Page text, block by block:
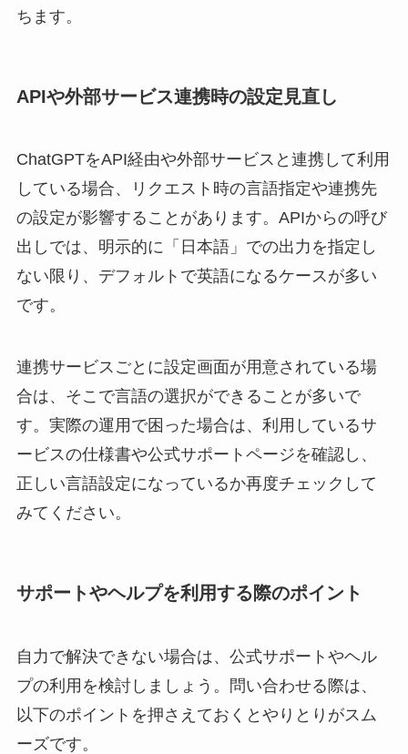
ちます。
APIや外部サービス連携時の設定見直し
ChatGPTをAPI経由や外部サービスと連携して利用
している場合、リクエスト時の言語指定や連携先
の設定が影響することがあります。APIからの呼び
出しでは、明示的に「日本語」での出力を指定し
ない限り、デフォルトで英語になるケースが多い
です。
連携サービスごとに設定画面が用意されている場
合は、そこで言語の選択ができることが多いで
す。実際の運用で困った場合は、利用しているサ
ービスの仕様書や公式サポートページを確認し、
正しい言語設定になっているか再度チェックして
みてください。
サポートやヘルプを利用する際のポイント
自力で解決できない場合は、公式サポートやヘル
プの利用を検討しましょう。問い合わせる際は、
以下のポイントを押さえておくとやりとりがスム
ーズです。